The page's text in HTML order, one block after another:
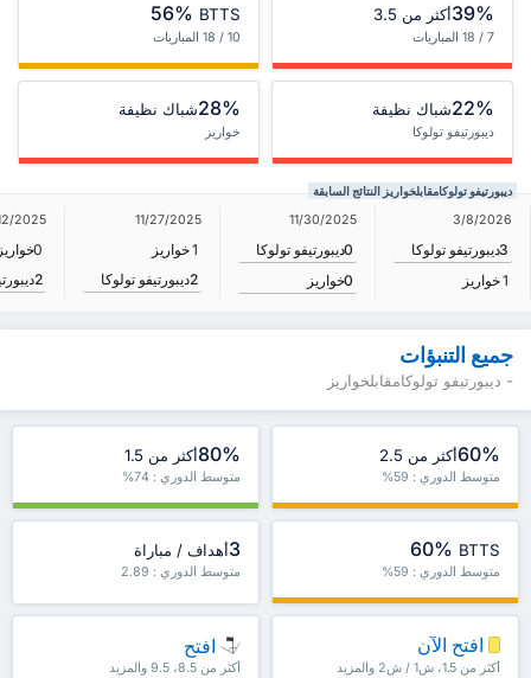
39%أكثر من 3.5
7 / 18 المباريات
56% BTTS
10 / 18 المباريات
22%شباك نظيفة
ديبورتيفو تولوكا
28%شباك نظيفة
خواريز
ديبورتيفو تولوكامقابلخواريز النتائج السابقة
3/8/2026
ديبورتيفو تولوكا3
خواريز1
11/30/2025
ديبورتيفو تولوكا0
خواريز0
11/27/2025
خواريز1
ديبورتيفو تولوكا2
2025
0
2
جميع التنبؤات
- ديبورتيفو تولوكامقابلخواريز
60%أكثر من 2.5
متوسط الدوري : 59%
80%أكثر من 1.5
متوسط الدوري : 74%
60% BTTS
متوسط الدوري : 59%
3أهداف / مباراة
متوسط الدوري : 2.89
افتح الآن
أكثر من 1.5، ش1 / ش2 والمزيد
افتح
أكثر من 8.5، 9.5 والمزيد